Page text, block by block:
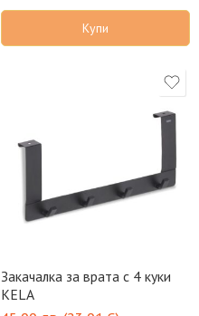
Купи
Закачалка за врата с 4 куки
KELA